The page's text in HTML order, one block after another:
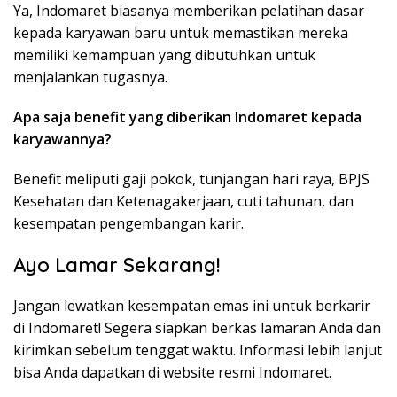
Ya, Indomaret biasanya memberikan pelatihan dasar
kepada karyawan baru untuk memastikan mereka
memiliki kemampuan yang dibutuhkan untuk
menjalankan tugasnya.
Apa saja benefit yang diberikan Indomaret kepada
karyawannya?
Benefit meliputi gaji pokok, tunjangan hari raya, BPJS
Kesehatan dan Ketenagakerjaan, cuti tahunan, dan
kesempatan pengembangan karir.
Ayo Lamar Sekarang!
Jangan lewatkan kesempatan emas ini untuk berkarir
di Indomaret! Segera siapkan berkas lamaran Anda dan
kirimkan sebelum tenggat waktu. Informasi lebih lanjut
bisa Anda dapatkan di website resmi Indomaret.